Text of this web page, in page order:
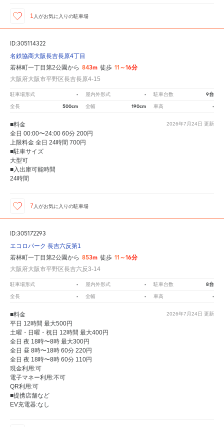
1 人がお気に入りの駐車場
ID:305114322
名鉄協商大阪長吉長原4丁目
若林町一丁目第2公園から 843m 徒歩 11～16分
大阪府大阪市平野区長吉長原4-15
駐車場形式 - 屋内外形式 - 駐車台数 9台
全長 500cm 全幅 190cm 車高 -
2026年7月24日 更新
■料金
全日 00:00〜24:00 60分 200円
上限料金 全日 24時間 700円
■駐車サイズ
大型可
■入出庫可能時間
24時間
7 人がお気に入りの駐車場
ID:305172293
エコロパーク 長吉六反第1
若林町一丁目第2公園から 853m 徒歩 11～16分
大阪府大阪市平野区長吉六反3-14
駐車場形式 - 屋内外形式 - 駐車台数 8台
全長 - 全幅 - 車高 -
2026年7月24日 更新
■料金
平日 12時間 最大500円
土曜・日曜・祝日 12時間 最大400円
全日 夜 18時〜8時 最大300円
全日 昼 8時〜18時 60分 220円
全日 夜 18時〜8時 60分 110円
現金利用:可
電子マネー利用:不可
QR利用:可
■提携店舗など
EV充電器:なし